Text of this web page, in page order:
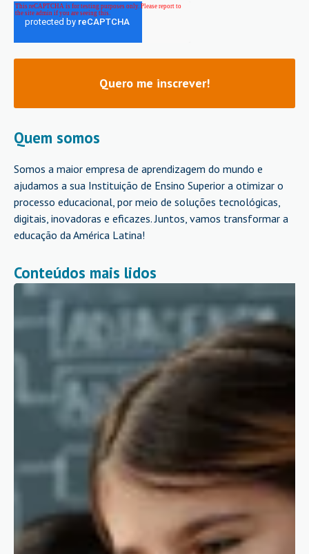
Quem somos
Somos a maior empresa de aprendizagem do mundo e
ajudamos a sua Instituição de Ensino Superior a otimizar o
processo educacional, por meio de soluções tecnológicas,
digitais, inovadoras e eficazes. Juntos, vamos transformar a
educação da América Latina!
Conteúdos mais lidos